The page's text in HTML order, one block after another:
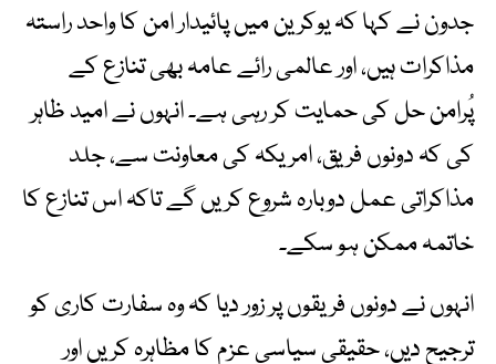
جدون نے کہا کہ یوکرین میں پائیدار امن کا واحد راستہ
مذاکرات ہیں، اور عالمی رائے عامہ بھی تنازع کے
پُرامن حل کی حمایت کر رہی ہے۔ انہوں نے امید ظاہر
کی کہ دونوں فریق، امریکہ کی معاونت سے، جلد
مذاکراتی عمل دوبارہ شروع کریں گے تاکہ اس تنازع کا
خاتمہ ممکن ہو سکے۔
انہوں نے دونوں فریقوں پر زور دیا کہ وہ سفارت کاری کو
ترجیح دیں، حقیقی سیاسی عزم کا مظاہرہ کریں اور